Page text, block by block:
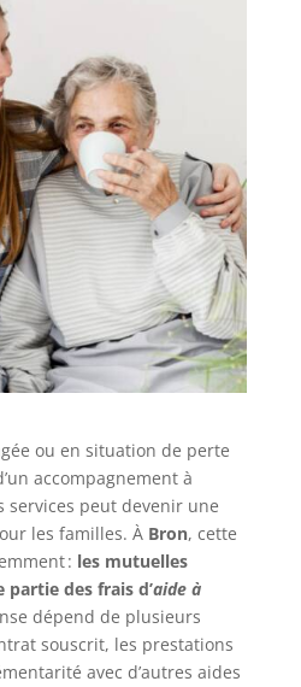
ou en situation de perte
accompagnement à
services peut devenir une
les familles. À Bron, cette
: les mutuelles
des frais d’aide à
dépend de plusieurs
souscrit, les prestations
avec d’autres aides